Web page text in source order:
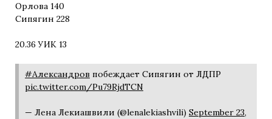
Орлова 140
Сипягин 228
20.36 УИК 13
#Александров побеждает Сипягин от ЛДПР
pic.twitter.com/Pu79RjdTCN
— Лена Лекиашвили (@lenalekiashvili) September 23,